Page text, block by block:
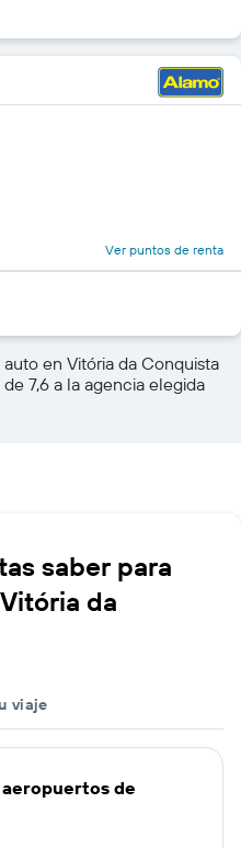
Ver puntos de renta
en Vitória da Conquista
7,6 a la agencia elegida
saber para
da
viaje
de